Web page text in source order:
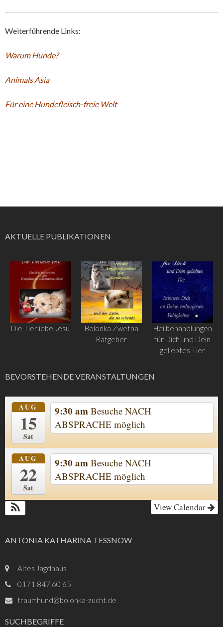
Weiterführende Links:
Warum Hunde?
Animals Asia
Für eine Hundefleisch-freie Welt
AKTUELLE PUBLIKATIONEN
Die Tierliebe Jesu
Bolonka Zwetna
Ratgeber
Heilbehandlungen
für Dich und Dein
geliebtes Tier
BEVORSTEHENDE VERANSTALTUNGEN
AUG
15
Sat
9:30 am Besuche NACH
ABSPRACHE möglich
AUG
22
Sat
9:30 am Besuche NACH
ABSPRACHE möglich
View Calendar
ANTONIA KATHARINA TESSNOW
Altes Jagdhaus
0171 847 60 65
traumhund@bolonka-zucht.de
SUCHBEGRIFFE